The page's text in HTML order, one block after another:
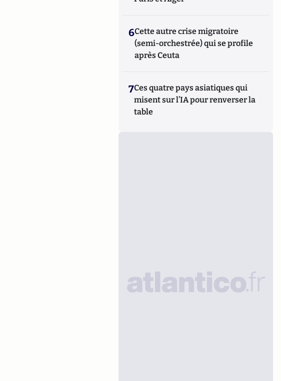
6Cette autre crise migratoire
(semi-orchestrée) qui se profile
après Ceuta
7Ces quatre pays asiatiques qui
misent sur l’IA pour renverser la
table